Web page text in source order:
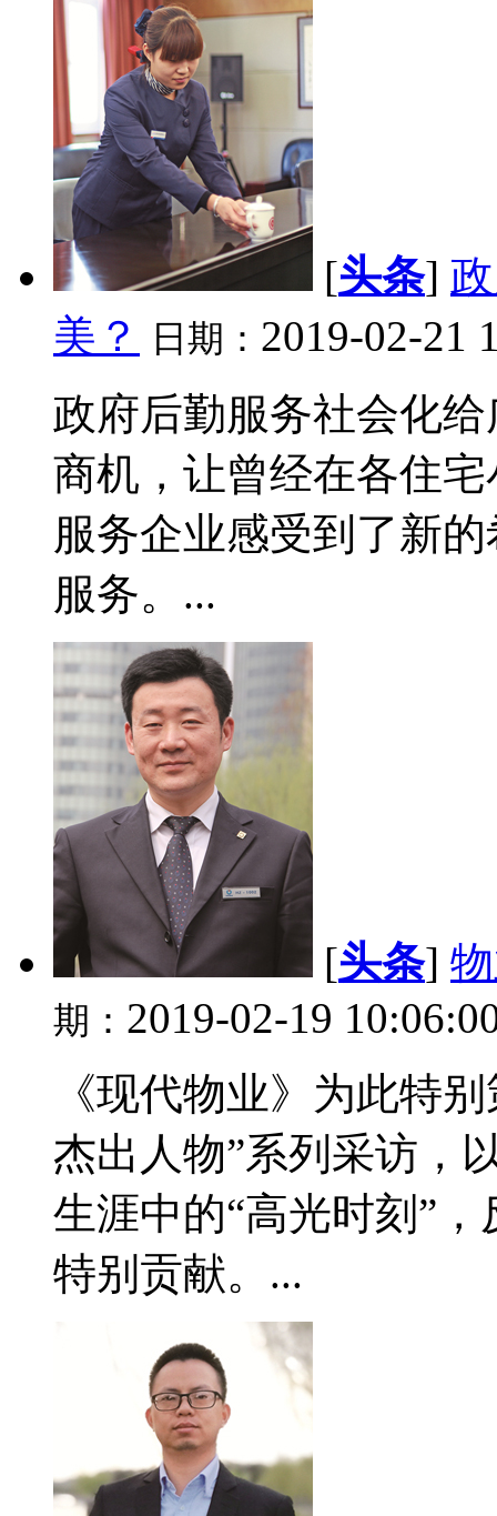
[头条]
美？
日期： 2019-02-21
政府后勤服务社会化
商机，让曾经在各住
服务企业感受到了新
服务。...
[头条]
期： 2019-02-19
《现代物业》为此特
杰出人物”系列采访，
生涯中的“高光时刻”
特别贡献。...